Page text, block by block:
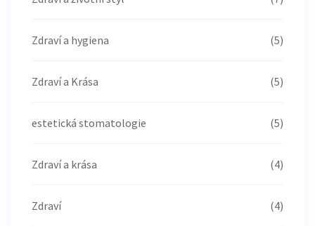
Zdraví a hygiena (5)
Zdraví a Krása (5)
estetická stomatologie (5)
Zdraví a krása (4)
Zdraví (4)